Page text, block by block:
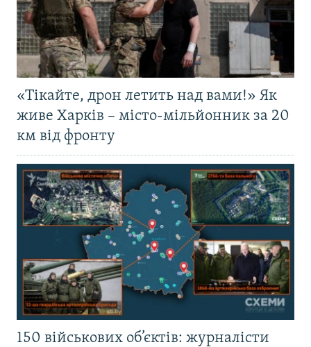
«Тікайте, дрон летить над вами!» Як
живе Харків – місто-мільйонник за 20
км від фронту
150 військових об’єктів: журналісти